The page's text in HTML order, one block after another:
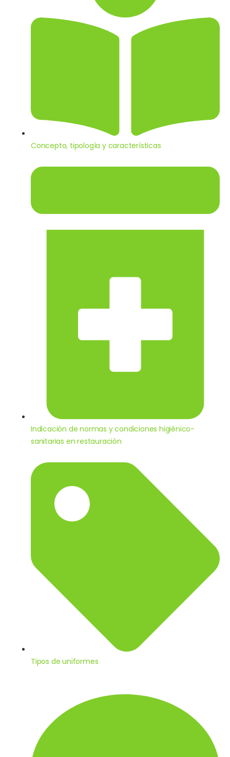
Concepto, tipología y características
Indicación de normas y condiciones higiénico-
sanitarias en restauración
Tipos de uniformes